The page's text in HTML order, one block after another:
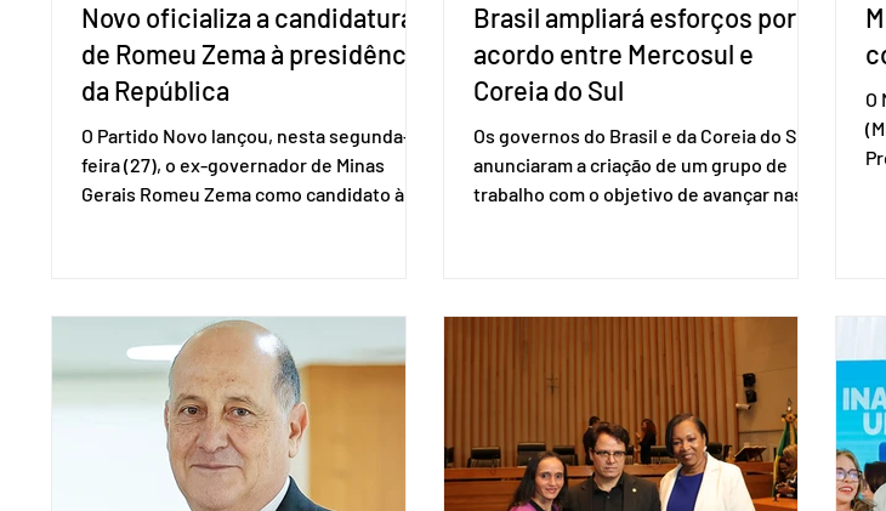
Novo oficializa a candidatura
de Romeu Zema à presidência
da República
O Partido Novo lançou, nesta segunda-
feira (27), o ex-governador de Minas
Gerais Romeu Zema como candidato à
vice-presidente. A convenção contou
com a presença do presidente nacional
do partido, Eduardo Ribeiro, e do senador
Eduardo Girão, filiado ao Novo desde
fevereiro de 2023. Formado em
administração de empresas pela Fundaç
Brasil ampliará esforços por
acordo entre Mercosul e
Coreia do Sul
Os governos do Brasil e da Coreia do Sul
anunciaram a criação de um grupo de
trabalho com o objetivo de avançar nas
“Decidimos criar um grupo de trabalho
que vai identificar sensibilidades dos
dois lados e evitar que elas sejam um
empecilho para a retomada das
negociações de um acordo do Mercosul
com a Coreia”, disse o presiden
O